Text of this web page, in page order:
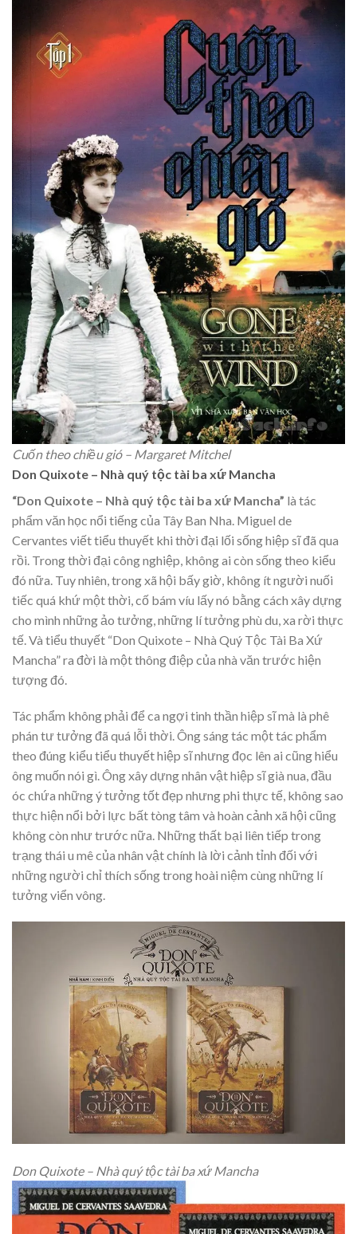
Cuốn theo chiều gió – Margaret Mitchel
Don Quixote – Nhà quý tộc tài ba xứ Mancha
“Don Quixote – Nhà quý tộc tài ba xứ Mancha” là tác
phẩm văn học nổi tiếng của Tây Ban Nha. Miguel de
Cervantes viết tiểu thuyết khi thời đại lối sống hiệp sĩ đã qua
rồi. Trong thời đại công nghiệp, không ai còn sống theo kiểu
đó nữa. Tuy nhiên, trong xã hội bấy giờ, không ít người nuối
tiếc quá khứ một thời, cố bám víu lấy nó bằng cách xây dựng
cho mình những ảo tưởng, những lí tưởng phù du, xa rời thực
tế. Và tiểu thuyết “Don Quixote – Nhà Quý Tộc Tài Ba Xứ
Mancha” ra đời là một thông điệp của nhà văn trước hiện
tượng đó.
Tác phẩm không phải để ca ngợi tinh thần hiệp sĩ mà là phê
phán tư tưởng đã quá lỗi thời. Ông sáng tác một tác phẩm
theo đúng kiểu tiểu thuyết hiệp sĩ nhưng đọc lên ai cũng hiểu
ông muốn nói gì. Ông xây dựng nhân vật hiệp sĩ già nua, đầu
óc chứa những ý tưởng tốt đẹp nhưng phi thực tế, không sao
thực hiện nổi bởi lực bất tòng tâm và hoàn cảnh xã hội cũng
không còn như trước nữa. Những thất bại liên tiếp trong
trạng thái u mê của nhân vật chính là lời cảnh tỉnh đối với
những người chỉ thích sống trong hoài niệm cùng những lí
tưởng viển vông.
Don Quixote – Nhà quý tộc tài ba xứ Mancha